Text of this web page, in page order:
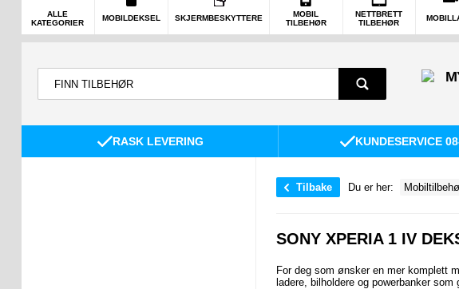
ALLE
KATEGORIER
MOBILDEKSEL SKJERMBESKYTTERE
MOBIL
TILBEHØR
NETTBRETT
TILBEHØR
RASK LEVERING KUNDESERVICE
Tilbake Du er her:
SONY XPERIA 1 IV
For deg som ønsker en mer komplett
ladere, bilholdere og powerbanker